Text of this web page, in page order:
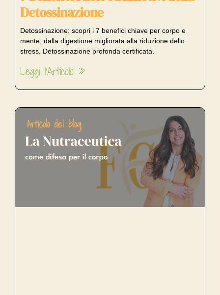
Detossinazione
Detossinazione: scopri i 7 benefici chiave per corpo e
mente, dalla digestione migliorata alla riduzione dello
stress. Detossinazione profonda certificata.
Leggi l'Articolo »